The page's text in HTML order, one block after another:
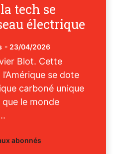
tech se
électrique
- 23/04/2026
Blot. Cette
se dote
carboné unique
le monde
abonnés